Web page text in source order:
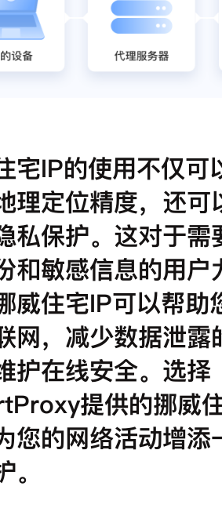
宅IP的使用不仅可
理定位精度，还可
私保护。这对于需
和敏感信息的用户
威住宅IP可以帮助
网，减少数据泄露
护在线安全。选择
提供的挪威
您的网络活动增添